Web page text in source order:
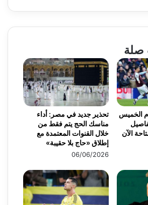
صلة
تحذير جديد في مصر: أداء
مناسك الحج يتم فقط من
خلال القنوات المعتمدة مع
إطلاق «حاج بلا حقيبة»
06/06/2026
الخميس
2026 وتفاصيل
الآن